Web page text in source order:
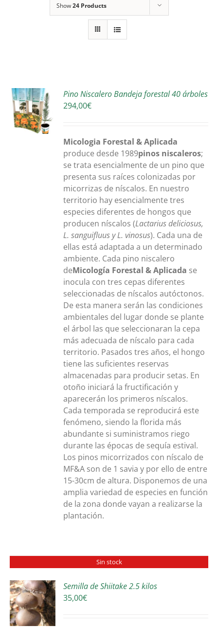
Show24 Products
Pino Niscalero Bandeja forestal 40 árboles
294,00€
Micologia Forestal & Aplicada
produce desde 1989pinos niscaleros;
se trata esencialmente de un pino que
presenta sus raíces colonizadas por
micorrizas de níscalos. En nuestro
territorio hay esencialmente tres
especies diferentes de hongos que
producen níscalos (Lactarius deliciosus,
L. sanguifluus y L. vinosus). Cada una de
ellas está adaptada a un determinado
ambiente. Cada pino niscalero
deMicología Forestal & Aplicada se
inocula con tres cepas diferentes
seleccionadas de níscalos autóctonos.
De esta manera serán las condiciones
ambientales del lugar donde se plante
el árbol las que seleccionaran la cepa
más adecuada de níscalo para cada
territorio. Pasados tres años, el hongo
tiene las suficientes reservas
almacenadas para producir setas. En
otoño iniciará la fructificación y
aparecerán los primeros níscalos.
Cada temporada se reproducirá este
fenómeno, siendo la florida más
abundante si suministramos riego
durante las épocas de sequía estival.
Los pinos micorrizados con níscalo de
MF&A son de 1 savia y por ello de entre
15-30cm de altura. Disponemos de una
amplia variedad de especies en función
de la zona donde vayan a realizarse la
plantación.
Sin stock
Semilla de Shiitake 2.5 kilos
35,00€